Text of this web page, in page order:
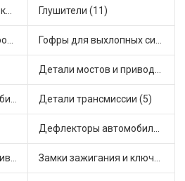
Гидроусилитель руля и комплектующие (1) Глушители (11)
Головки блока цилиндров (1) Гофры для выхлопных систем (2)
Детали мостов и привода трансмиссии (9)
Детали салона автомобиля (6) Детали трансмиссии (5)
Дефлекторы автомобильные (1)
Дополнительные, противотуманные фары (2) Замки зажигания и ключи (1)